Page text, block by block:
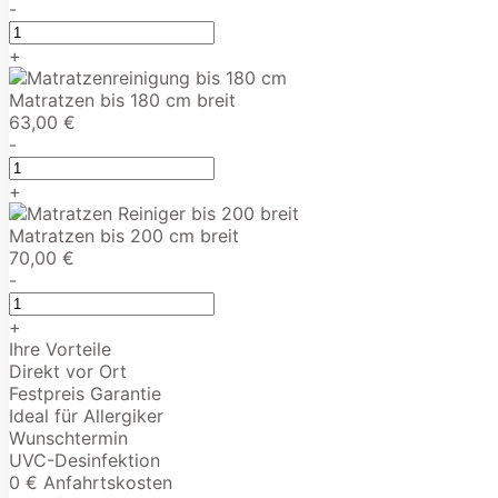
-
+
Matratzen bis 180 cm breit
63,00 €
-
+
Matratzen bis 200 cm breit
70,00 €
-
+
Ihre Vorteile
Direkt vor Ort
Festpreis Garantie
Ideal für Allergiker
Wunschtermin
UVC-Desinfektion
0 € Anfahrtskosten